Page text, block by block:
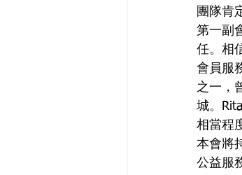
團隊肯
第一副
任。相
會員服
之一，
城。
相當程
本會將
公益服